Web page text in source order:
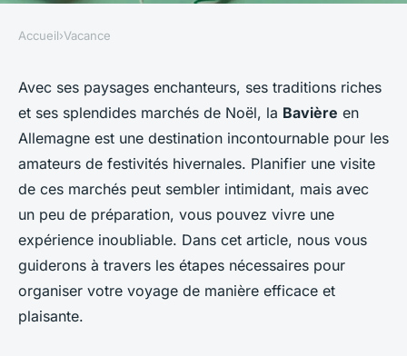
Comment planifier une visite
des marchés de Noël en
Bavière, Allemagne?
Sofia•30 juin 2024•6 min de lecture
Accueil›Vacance
Avec ses paysages enchanteurs, ses traditions riches
et ses splendides marchés de Noël, la Bavière en
Allemagne est une destination incontournable pour les
amateurs de festivités hivernales. Planifier une visite
de ces marchés peut sembler intimidant, mais avec
un peu de préparation, vous pouvez vivre une
expérience inoubliable. Dans cet article, nous vous
guiderons à travers les étapes nécessaires pour
organiser votre voyage de manière efficace et
plaisante.